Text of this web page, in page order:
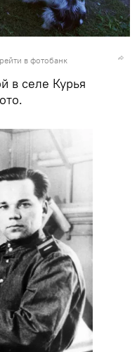
в фотобанк
в селе Курья